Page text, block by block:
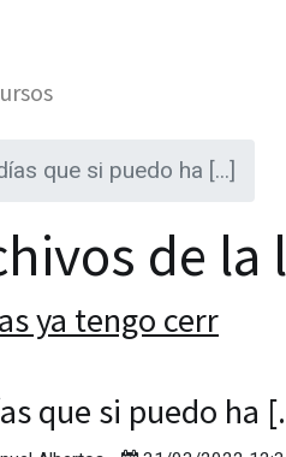
que si puedo ha [...]
de la
ya tengo cerr
que si puedo ha